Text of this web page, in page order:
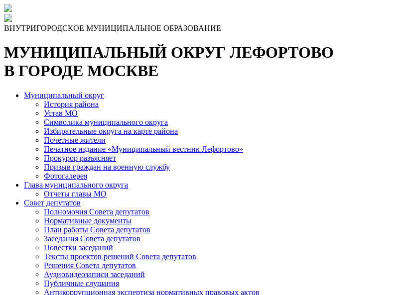
Skip
to
the
ВНУТРИГОРОДСКОЕ МУНИЦИПАЛЬНОЕ ОБРАЗОВАНИЕ
МУНИЦИПАЛЬНЫЙ ОКРУГ ЛЕФОРТОВО
В ГОРОДЕ МОСКВЕ
Муниципальный округ
История района
Устав МО
Символика муниципального округа
Избирательные округа на карте района
Почетные жители
Печатное издание «Муниципальный вестник Лефортово»
Прокурор разъясняет
Призыв граждан на военную службу
Фотогалерея
Глава муниципального округа
Отчеты главы МО
Совет депутатов
Полномочия Совета депутатов
Нормативные документы
План работы Совета депутатов
Заседания Cовета депутатов
Повестки заседаний
Тексты проектов решений Совета депутатов
Решения Совета депутатов
Аудиовидеозаписи заседаний
Публичные слушания
Антикоррупционная экспертиза нормативных правовых актов